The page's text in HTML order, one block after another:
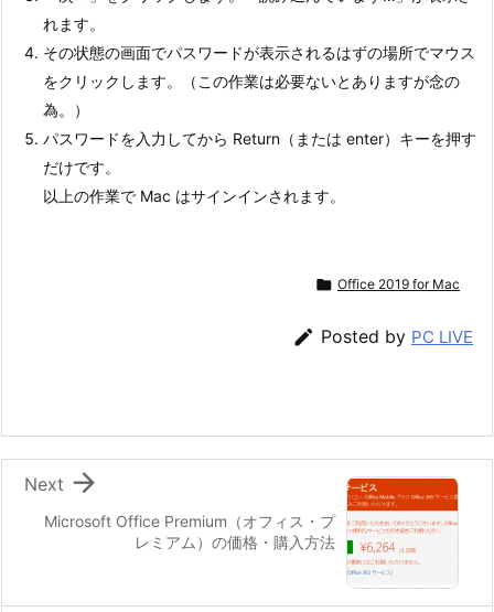
れます。
その状態の画面でパスワードが表示されるはずの場所でマウス
をクリックします。（この作業は必要ないとありますが念の
為。）
パスワードを入力してから Return（または enter）キーを押す
だけです。
以上の作業で Mac はサインインされます。
 Office 2019 for Mac
 Posted by PC LIVE
Microsoft Office Premium（オフィス・プ
レミアム）の価格・購入方法

Next